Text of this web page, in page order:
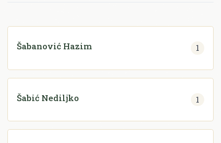
Šabanović Hazim 1
Šabić Nediljko 1